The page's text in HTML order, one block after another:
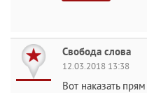
Свобода слова
12.03.2018 13:38
Вот наказать